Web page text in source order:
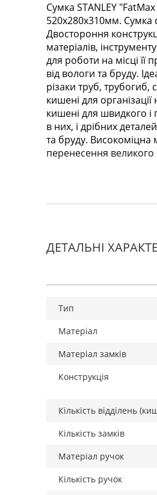
Сумка STANLEY
520х280х310мм. Сумка
Двостороння
матеріалів,
для роботи на місці її
від вологи та бруду.
різаки труб, трубогиб,
кишені для
кишені для швидкого і
в них, і дрібних
та бруду. Високоміцна
перенесення
ДЕТАЛЬНІ
Тип
Матеріал
Матеріал замків
Конструкція
Кількість відділень
Кількість замків
Матеріал ручок
Кількість ручок